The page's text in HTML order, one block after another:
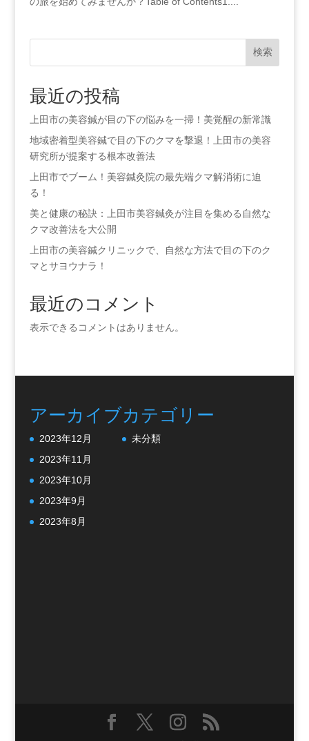
検索
最近の投稿
上田市の美容鍼が目の下の悩みを一掃！美覚醒の新常識
地域密着型美容鍼で目の下のクマを撃退！上田市の美容
研究所が提案する根本改善法
上田市でブーム！美容鍼灸院の最先端クマ解消術に迫
る！
美と健康の秘訣：上田市美容鍼灸が注目を集める自然な
クマ改善法を大公開
上田市の美容鍼クリニックで、自然な方法で目の下のク
マとサヨウナラ！
最近のコメント
表示できるコメントはありません。
アーカイブ
2023年12月
2023年11月
2023年10月
2023年9月
2023年8月
カテゴリー
未分類